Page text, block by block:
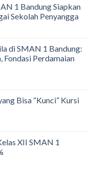
1 Bandung Siapkan
Sekolah Penyangga
di SMAN 1 Bandung:
Fondasi Perdamaian
Bisa “Kunci” Kursi
XII SMAN 1